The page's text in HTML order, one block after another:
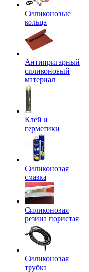
Силиконовые
кольца
Антипригарный
силиконовый
материал
Клей и
герметики
Силиконовая
смазка
Силиконовая
резина пористая
Силиконовая
трубка